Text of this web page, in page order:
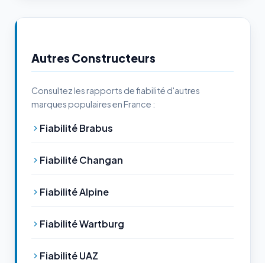
Autres Constructeurs
Consultez les rapports de fiabilité d'autres
marques populaires en France :
Fiabilité Brabus
Fiabilité Changan
Fiabilité Alpine
Fiabilité Wartburg
Fiabilité UAZ